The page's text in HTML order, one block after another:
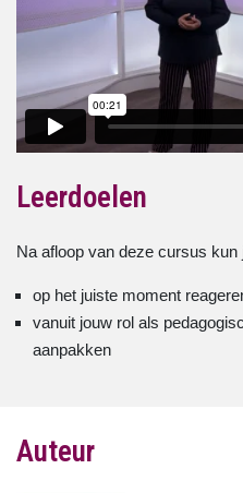
Leerdoelen
Na afloop van deze cursus kun
op het juiste moment
vanuit jouw rol als
aanpakken
Auteur